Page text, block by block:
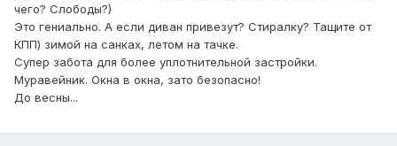
чего? Слободы?)
Это гениально. А если диван привезут? Стиралку? Тащите от
КПП) зимой на санках, летом на тачке.
Супер забота для более уплотнительной застройки.
Муравейник. Окна в окна, зато безопасно!
До весны...